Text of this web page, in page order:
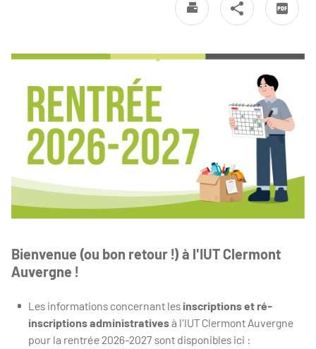
Bienvenue (ou bon retour !) à l'IUT Clermont
Auvergne !
Les informations concernant les inscriptions et ré-
inscriptions administrativesà l'IUT Clermont Auvergne
pour la rentrée 2026-2027 sont disponibles ici :